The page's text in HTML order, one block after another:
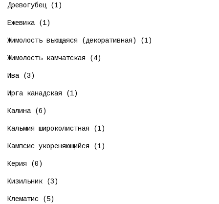
Древогубец (1)
Ежевика (1)
Жимолость вьющаяся (декоративная) (1)
Жимолость камчатская (4)
Ива (3)
Ирга канадская (1)
Калина (6)
Кальмия широколистная (1)
Кампсис укореняющийся (1)
Керия (0)
Кизильник (3)
Клематис (5)